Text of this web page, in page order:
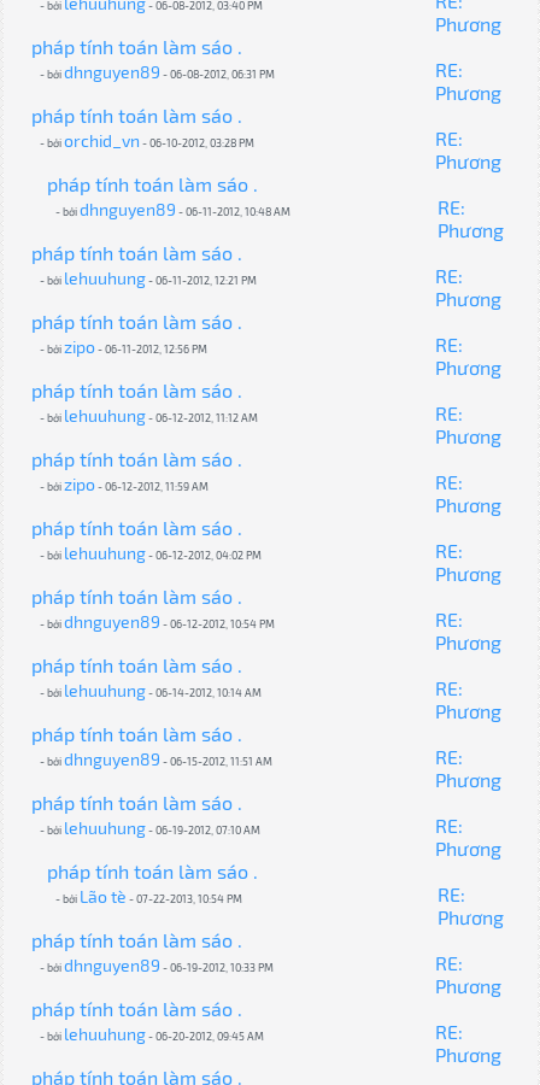
- bởi - 06-08-2012, 03:40 PM
Phương
pháp tính toán làm sáo .
- bởidhnguyen89 - 06-08-2012, 06:31 PM
RE:
Phương
pháp tính toán làm sáo .
- bởiorchid_vn - 06-10-2012, 03:28 PM
RE:
Phương
pháp tính toán làm sáo .
- bởidhnguyen89 - 06-11-2012, 10:48 AM
RE:
Phương
pháp tính toán làm sáo .
- bởi lehuuhung- 06-11-2012, 12:21 PM
RE:
Phương
pháp tính toán làm sáo .
- bởizipo- 06-11-2012, 12:56 PM
RE:
Phương
pháp tính toán làm sáo .
- bởi lehuuhung- 06-12-2012, 11:12 AM
RE:
Phương
pháp tính toán làm sáo .
- bởizipo- 06-12-2012, 11:59 AM
RE:
Phương
pháp tính toán làm sáo .
- bởi lehuuhung- 06-12-2012, 04:02 PM
RE:
Phương
pháp tính toán làm sáo .
- bởidhnguyen89 - 06-12-2012, 10:54 PM
RE:
Phương
pháp tính toán làm sáo .
- bởi lehuuhung- 06-14-2012, 10:14 AM
RE:
Phương
pháp tính toán làm sáo .
- bởidhnguyen89 - 06-15-2012, 11:51 AM
RE:
Phương
pháp tính toán làm sáo .
- bởi lehuuhung- 06-19-2012, 07:10 AM
RE:
Phương
pháp tính toán làm sáo .
- bởi Lão tè - 07-22-2013, 10:54 PM
RE:
Phương
pháp tính toán làm sáo .
- bởidhnguyen89 - 06-19-2012, 10:33 PM
RE:
Phương
pháp tính toán làm sáo .
- bởi lehuuhung- 06-20-2012, 09:45 AM
RE:
Phương
pháp tính toán làm sáo .